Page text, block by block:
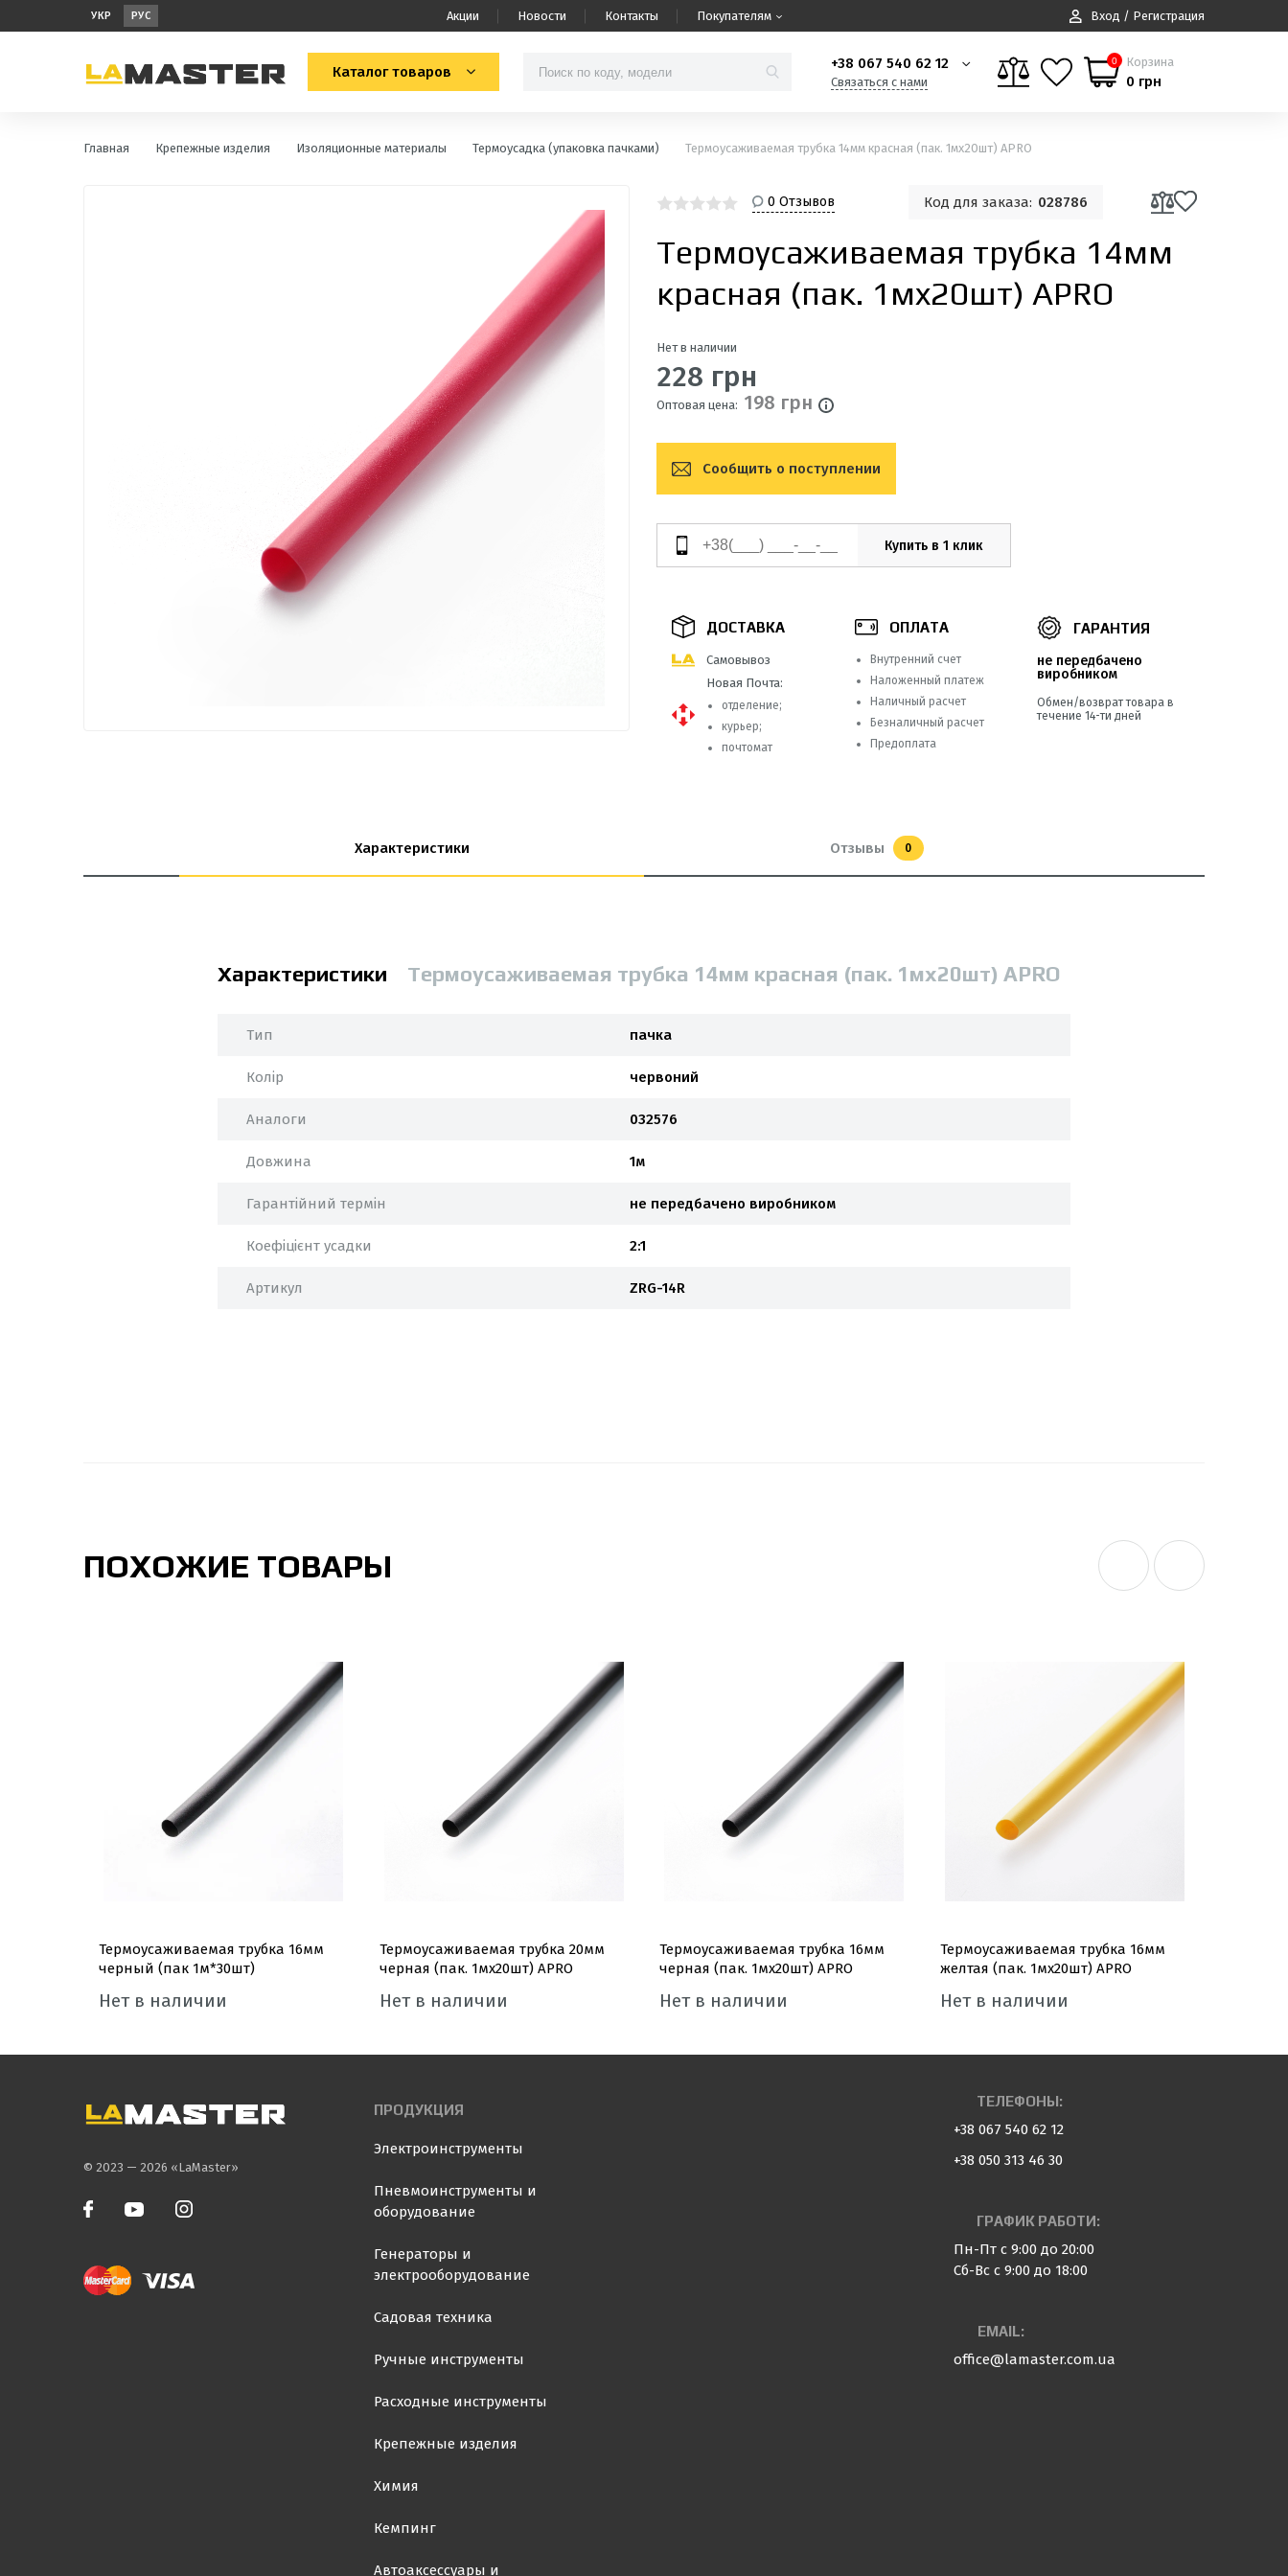
УКР РУС Акции Новости Контакты Покупателям Вход / Регистрация
Каталог товаров
+38 067 540 62 12
Связаться с нами
0 Корзина
0 грн
Главная Крепежные изделия Изоляционные материалы Термоусадка (упаковка пачками) Термоусаживаемая трубка 14мм красная (пак. 1мx20шт) APRO
0 Отзывов Код для заказа: 028786
Термоусаживаемая трубка 14мм
красная (пак. 1мx20шт) APRO
Нет в наличии
228 грн
Оптовая цена: 198 грн
Сообщить о поступлении
Купить в 1 клик
ДОСТАВКА
Самовывоз
Новая Почта:
отделение;
курьер;
почтомат
ОПЛАТА
Внутренний счет
Наложенный платеж
Наличный расчет
Безналичный расчет
Предоплата
ГАРАНТИЯ
не передбачено
виробником
Обмен/возврат товара в
течение 14-ти дней
Характеристики Отзывы 0
Характеристики Термоусаживаемая трубка 14мм красная (пак. 1мx20шт) APRO
Тип пачка
Колір червоний
Аналоги 032576
Довжина 1м
Гарантійний термін не передбачено виробником
Коефіцієнт усадки 2:1
Артикул ZRG-14R
ПОХОЖИЕ ТОВАРЫ
Термоусаживаемая трубка 16мм
черный (пак 1м*30шт)
Нет в наличии
Термоусаживаемая трубка 20мм
черная (пак. 1мx20шт) APRO
Нет в наличии
Термоусаживаемая трубка 16мм
черная (пак. 1мx20шт) APRO
Нет в наличии
Термоусаживаемая трубка 16мм
желтая (пак. 1мx20шт) APRO
Нет в наличии
© 2023 — 2026 «LaMaster»
ПРОДУКЦИЯ
Электроинструменты
Пневмоинструменты и
оборудование
Генераторы и
электрооборудование
Садовая техника
Ручные инструменты
Расходные инструменты
Крепежные изделия
Химия
Кемпинг
Автоаксессуары и
ТЕЛЕФОНЫ:
+38 067 540 62 12
+38 050 313 46 30
ГРАФИК РАБОТИ:
Пн-Пт с 9:00 до 20:00
Сб-Вс с 9:00 до 18:00
EMAIL:
office@lamaster.com.ua